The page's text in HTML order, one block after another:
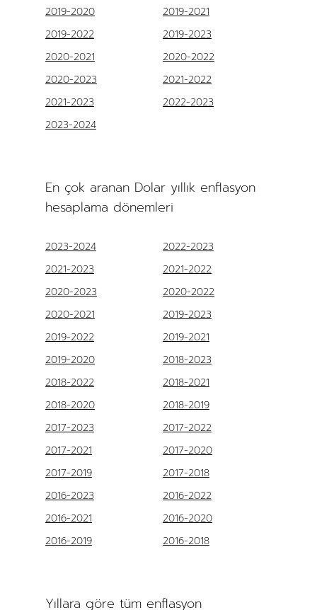
2019-2020
2019-2021
2019-2022
2019-2023
2020-2021
2020-2022
2020-2023
2021-2022
2021-2023
2022-2023
2023-2024
En çok aranan Dolar yıllık enflasyon
hesaplama dönemleri
2023-2024
2022-2023
2021-2023
2021-2022
2020-2023
2020-2022
2020-2021
2019-2023
2019-2022
2019-2021
2019-2020
2018-2023
2018-2022
2018-2021
2018-2020
2018-2019
2017-2023
2017-2022
2017-2021
2017-2020
2017-2019
2017-2018
2016-2023
2016-2022
2016-2021
2016-2020
2016-2019
2016-2018
Yıllara göre tüm enflasyon